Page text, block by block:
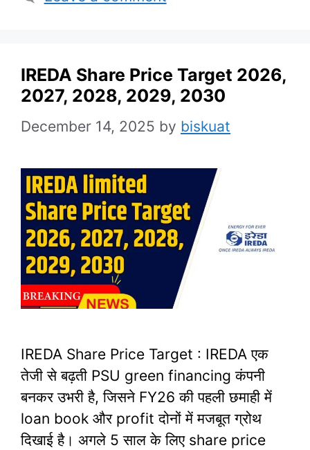
IREDA Share Price Target 2026,
2027, 2028, 2029, 2030
December 14, 2025 by biskuat
IREDA Share Price Target : IREDA एक
तेजी से बढ़ती PSU green financing कंपनी
बनकर उभरी है, जिसने FY26 की पहली छमाही में
loan book और profit दोनों में मजबूत ग्रोथ
दिखाई है। अगले 5 साल के लिए share price